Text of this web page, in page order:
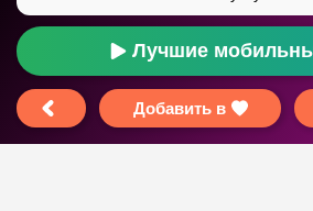
Лучшие
Добавить в